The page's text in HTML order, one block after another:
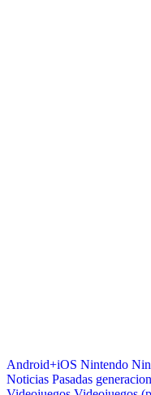
Android+iOS Nintendo
Noticias Pasadas